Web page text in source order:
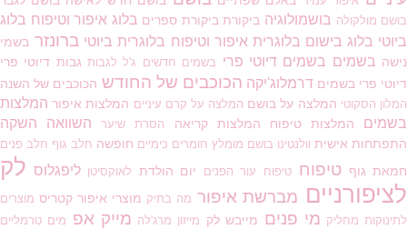
בושם מולקולה בושמולוגיה ביקורת ביקורת ספרים בלוג איפור וטיפוח בלוג
ביוטי בלוג בישום בלוגרית איפור וטיפוח בלוגרית ביוטי ברונזר בשמי
נישה בשמים בשמים דיוטי פרי בשמים חדשים ג'ל לגבות גבות דיוטי פרי
דיוטי פרי בשמים דרמלוג'יקה הכוכבים של החודש הכוכבים של השנה
המלון הסקוטי המלצה על בושם המלצה על קרם עיניים המלצות איפור המלצות
בשמים
המלצות טיפוח המלצות קריאה הסרת שיער השוואה השקה
התפתחות אישית וולנטינו בושם מומלץ חומרים כימיים חופשה חלב גוף חלב פנים
חמאת גוף טיפוח טיפוח עור הפנים יום הולדת לאוקסיטן ליפגלוס לק
לציפורניים מברשת איפור מה בתיק מוצרי איפור קטריס מוצרים
לתינוקות מחליק מי פנים מייבש לק מייזון מרג'לה מייק אפ מים טרמליים